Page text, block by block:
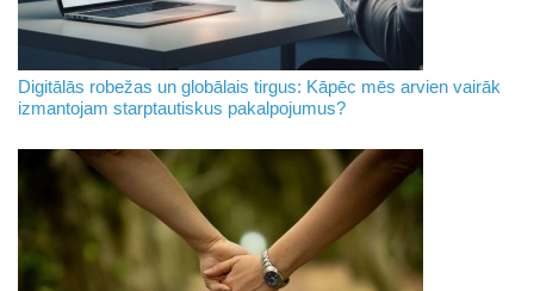
Digitālās robežas un globālais tirgus: Kāpēc mēs arvien vairāk
izmantojam starptautiskus pakalpojumus?